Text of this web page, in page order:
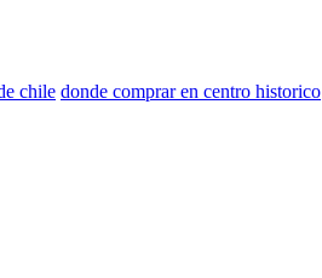
chile donde comprar en centro historico